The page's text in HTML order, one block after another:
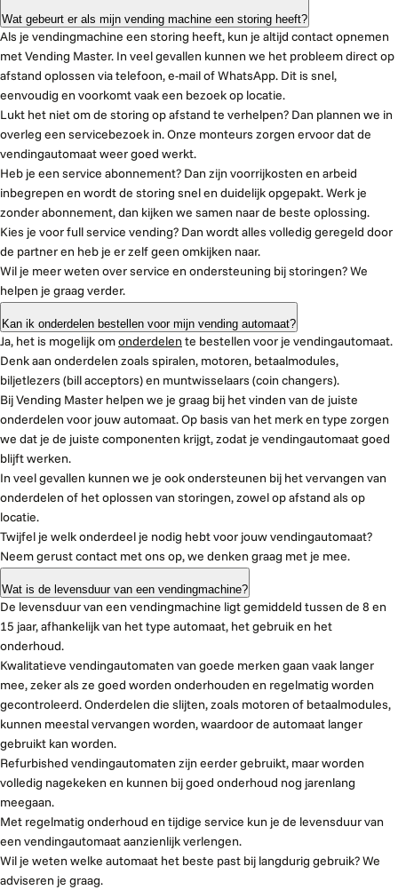
Wat gebeurt er als mijn vending machine een storing heeft?
Als je vendingmachine een storing heeft, kun je altijd contact opnemen
met Vending Master. In veel gevallen kunnen we het probleem direct op
afstand oplossen via telefoon, e-mail of WhatsApp. Dit is snel,
eenvoudig en voorkomt vaak een bezoek op locatie.
Lukt het niet om de storing op afstand te verhelpen? Dan plannen we in
overleg een servicebezoek in. Onze monteurs zorgen ervoor dat de
vendingautomaat weer goed werkt.
Heb je een service abonnement? Dan zijn voorrijkosten en arbeid
inbegrepen en wordt de storing snel en duidelijk opgepakt. Werk je
zonder abonnement, dan kijken we samen naar de beste oplossing.
Kies je voor full service vending? Dan wordt alles volledig geregeld door
de partner en heb je er zelf geen omkijken naar.
Wil je meer weten over service en ondersteuning bij storingen? We
helpen je graag verder.
Kan ik onderdelen bestellen voor mijn vending automaat?
Ja, het is mogelijk omonderdelen te bestellen voor je vendingautomaat.
Denk aan onderdelen zoals spiralen, motoren, betaalmodules,
biljetlezers (bill acceptors) en muntwisselaars (coin changers).
Bij Vending Master helpen we je graag bij het vinden van de juiste
onderdelen voor jouw automaat. Op basis van het merk en type zorgen
we dat je de juiste componenten krijgt, zodat je vendingautomaat goed
blijft werken.
In veel gevallen kunnen we je ook ondersteunen bij het vervangen van
onderdelen of het oplossen van storingen, zowel op afstand als op
locatie.
Twijfel je welk onderdeel je nodig hebt voor jouw vendingautomaat?
Neem gerust contact met ons op, we denken graag met je mee.
Wat is de levensduur van een vendingmachine?
De levensduur van een vendingmachine ligt gemiddeld tussen de 8 en
15 jaar, afhankelijk van het type automaat, het gebruik en het
onderhoud.
Kwalitatieve vendingautomaten van goede merken gaan vaak langer
mee, zeker als ze goed worden onderhouden en regelmatig worden
gecontroleerd. Onderdelen die slijten, zoals motoren of betaalmodules,
kunnen meestal vervangen worden, waardoor de automaat langer
gebruikt kan worden.
Refurbished vendingautomaten zijn eerder gebruikt, maar worden
volledig nagekeken en kunnen bij goed onderhoud nog jarenlang
meegaan.
Met regelmatig onderhoud en tijdige service kun je de levensduur van
een vendingautomaat aanzienlijk verlengen.
Wil je weten welke automaat het beste past bij langdurig gebruik? We
adviseren je graag.